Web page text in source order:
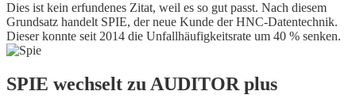
Dies ist kein erfundenes Zitat, weil es so gut passt. Nach diesem
Grundsatz handelt SPIE, der neue Kunde der HNC-Datentechnik.
Dieser konnte seit 2014 die Unfallhäufigkeitsrate um 40 % senken.
SPIE wechselt zu AUDITOR plus